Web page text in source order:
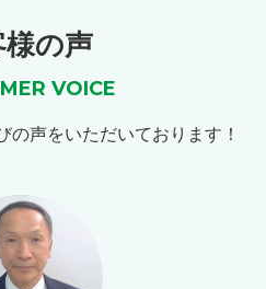
様の声
VOICE
の声をいただいております！